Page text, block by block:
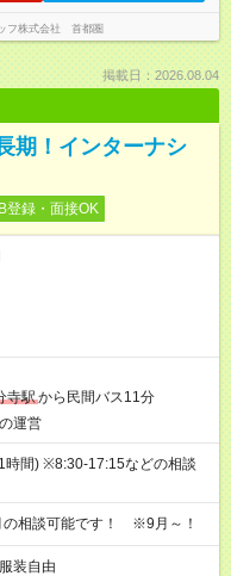
フ株式会社 首都圏
掲載日：2026.08.04
期！インターナシ
登録・面接OK
寺駅から民間バス11分
運営
間) ※8:30-17:15などの相談
相談可能です！ ※9月～！
服装自由